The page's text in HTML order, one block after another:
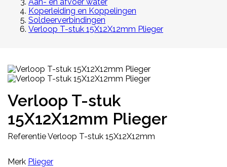
Koperleiding en Koppelingen
Soldeerverbindingen
Verloop T-stuk 15X12X12mm Plieger
Verloop T-stuk
15X12X12mm Plieger
ReferentieVerloop T-stuk 15X12X12mm
Merk Plieger